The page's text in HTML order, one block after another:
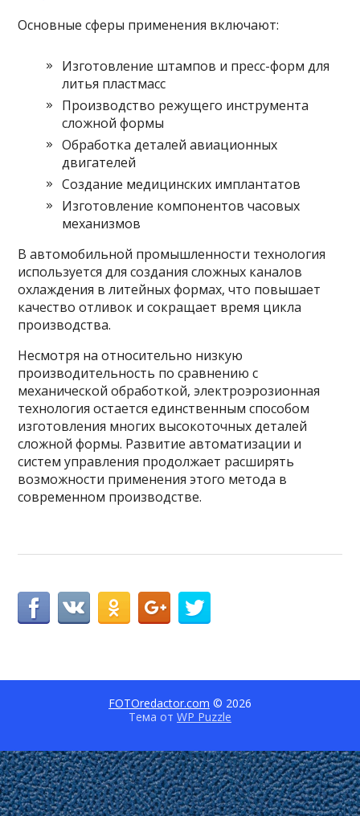
Основные сферы применения включают:
Изготовление штампов и пресс-форм для
литья пластмасс
Производство режущего инструмента
сложной формы
Обработка деталей авиационных
двигателей
Создание медицинских имплантатов
Изготовление компонентов часовых
механизмов
В автомобильной промышленности технология
используется для создания сложных каналов
охлаждения в литейных формах, что повышает
качество отливок и сокращает время цикла
производства.
Несмотря на относительно низкую
производительность по сравнению с
механической обработкой, электроэрозионная
технология остается единственным способом
изготовления многих высокоточных деталей
сложной формы. Развитие автоматизации и
систем управления продолжает расширять
возможности применения этого метода в
современном производстве.
FOTOredactor.com © 2026
Тема от WP Puzzle